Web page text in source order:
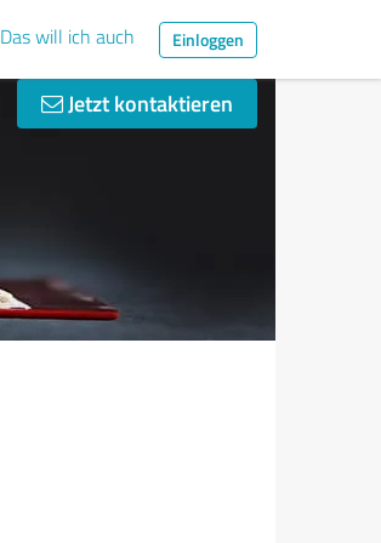
Das will ich auch Einloggen
Jetzt kontaktieren